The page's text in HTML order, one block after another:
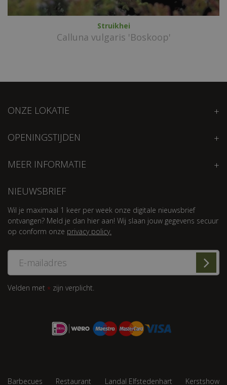
Struikhei
Calluna vulgaris 'Boskoop'
ONZE LOKATIE
OPENINGSTIJDEN
MEER INFORMATIE
NIEUWSBRIEF
Wil je maximaal 1 keer per week onze digitale nieuwsbrief
ontvangen? Meld je dan hier aan! Wij slaan jouw gegevens secuur
op conform onze privacy policy.
Velden met * zijn verplicht.
Barbecues Restaurant Landal Elfstedenhart Kerstshow